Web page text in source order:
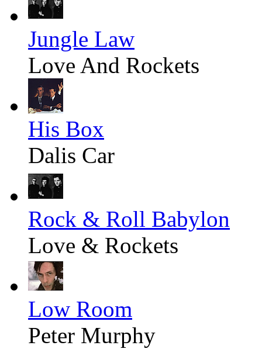
Jungle Law
Love And Rockets
His Box
Dalis Car
Rock & Roll Babylon
Love & Rockets
Low Room
Peter Murphy